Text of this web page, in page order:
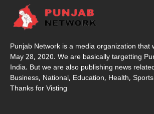
Punjab Network is a media organization that
May 28, 2020. We are basically targetting
India. But we are also publishing news
Business, National, Education, Health,
Thanks for Visting